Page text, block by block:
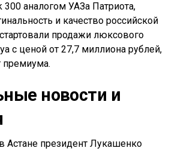
аналогом УАЗа Патриота,
и качество российской
продажи люксового
с ценой от 27,7 миллиона рублей,
премиума.
новости и
Астане президент Лукашенко